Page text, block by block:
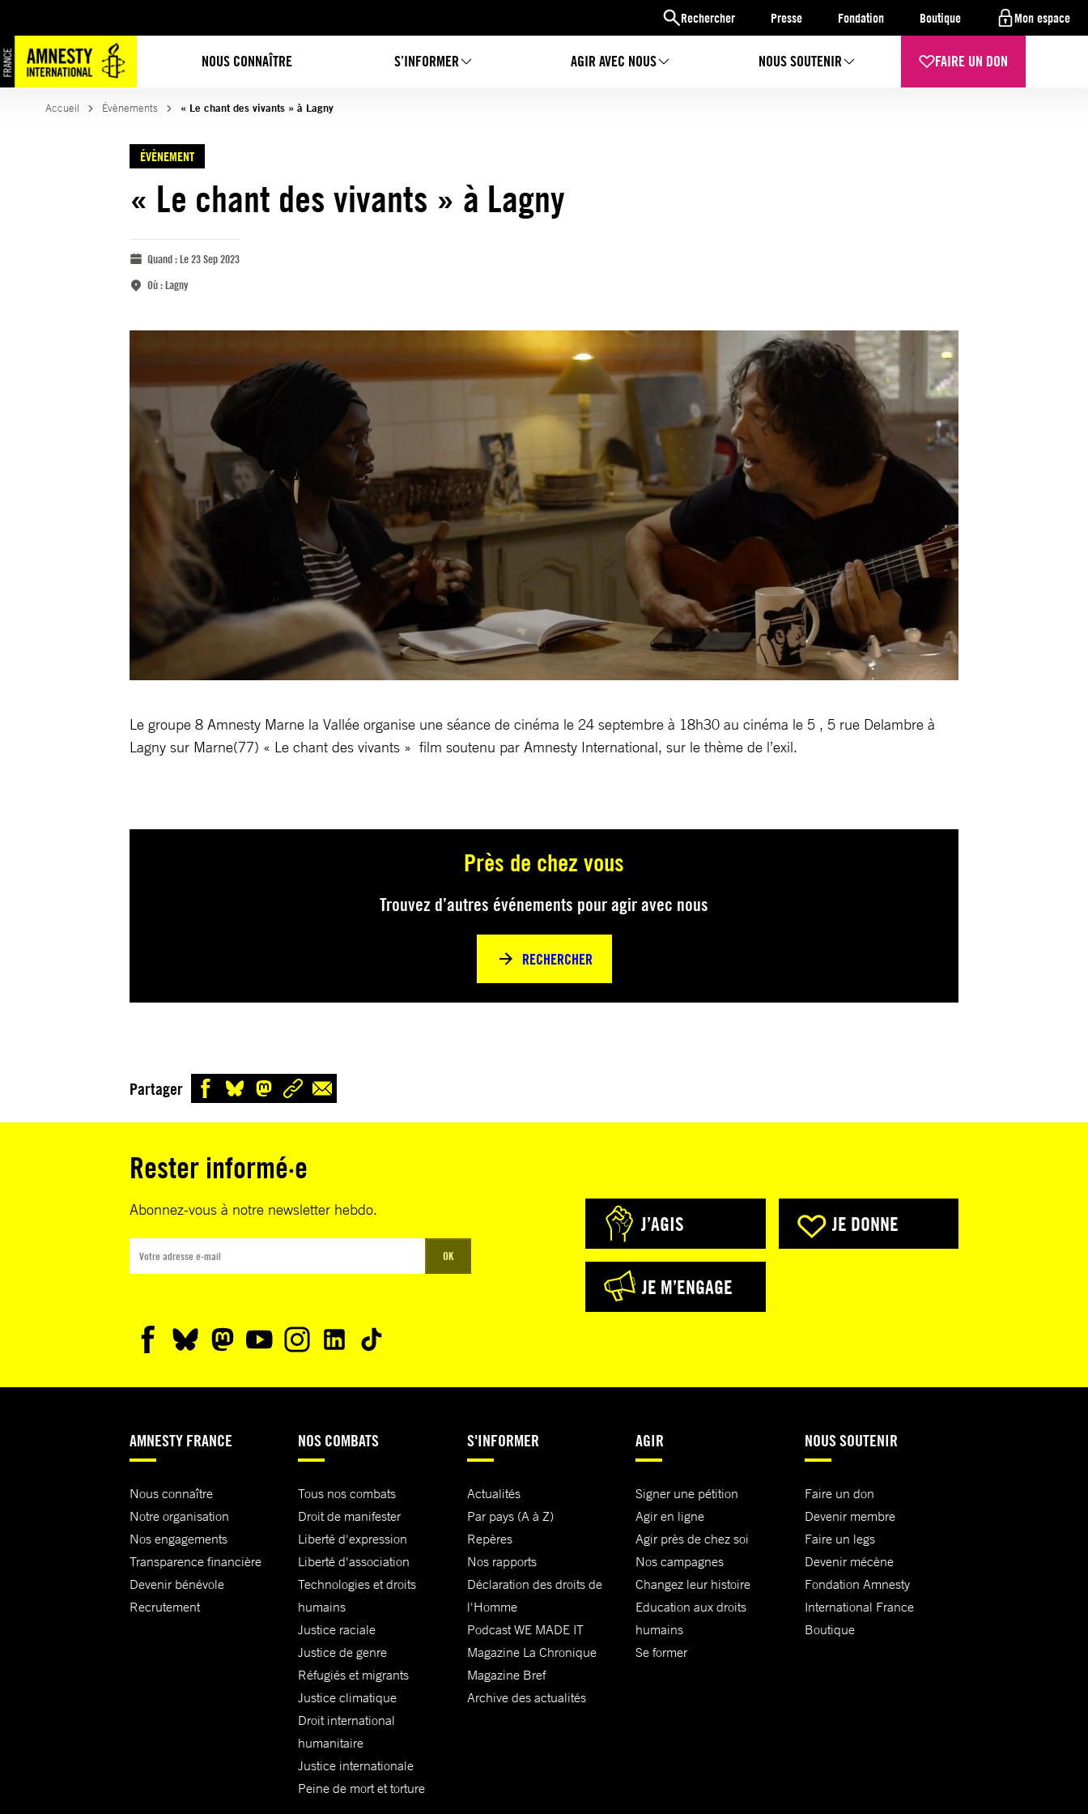
Rechercher Presse Fondation Boutique Mon espace
NOUS CONNAÎTRE S’INFORMER AGIR AVEC NOUS NOUS SOUTENIR FAIRE UN DON
Accueil Évènements « Le chant des vivants » à Lagny
ÉVÈNEMENT
« Le chant des vivants » à Lagny
Quand :Le 23 Sep 2023
Où :Lagny
Le groupe 8 Amnesty Marne la Vallée organise une séance de cinéma le 24 septembre à 18h30 au cinéma le 5 , 5 rue Delambre à
Lagny sur Marne(77) « Le chant des vivants » film soutenu par Amnesty International, sur le thème de l’exil.
Près de chez vous
Trouvez d’autres événements pour agir avec nous
RECHERCHER
Partager
Rester informé·e
Abonnez-vous à notre newsletter hebdo.
OK
J’AGIS JE DONNE
JE M’ENGAGE
AMNESTY FRANCE
Nous connaître
Notre organisation
Nos engagements
Transparence financière
Devenir bénévole
Recrutement
NOS COMBATS
Tous nos combats
Droit de manifester
Liberté d'expression
Liberté d'association
Technologies et droits
humains
Justice raciale
Justice de genre
Réfugiés et migrants
Justice climatique
Droit international
humanitaire
Justice internationale
Peine de mort et torture
S'INFORMER
Actualités
Par pays (A à Z)
Repères
Nos rapports
Déclaration des droits de
l'Homme
Podcast WE MADE IT
Magazine La Chronique
Magazine Bref
Archive des actualités
AGIR
Signer une pétition
Agir en ligne
Agir près de chez soi
Nos campagnes
Changez leur histoire
Education aux droits
humains
Se former
NOUS SOUTENIR
Faire un don
Devenir membre
Faire un legs
Devenir mécène
Fondation Amnesty
International France
Boutique